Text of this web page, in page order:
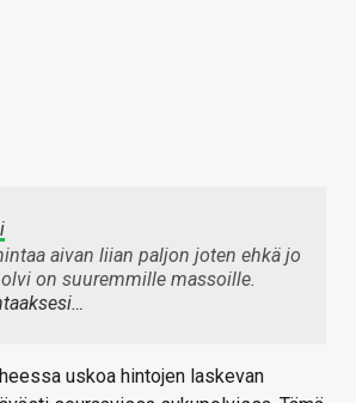
aivan liian paljon joten ehkä jo
on suuremmille massoille.
uskoa hintojen laskevan